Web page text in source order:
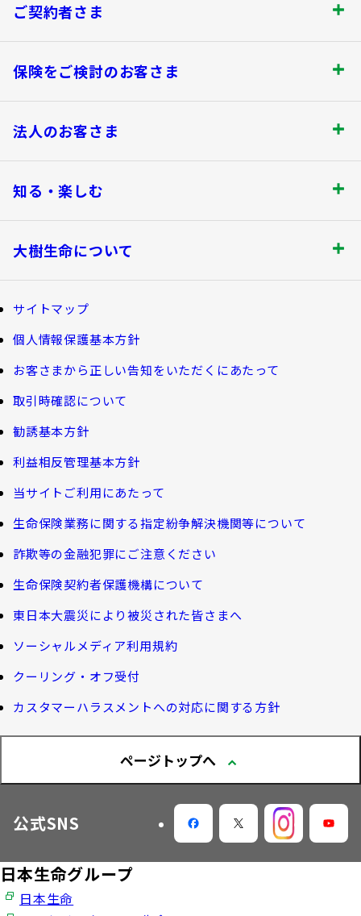
ご契約者さま
ご契約者さま トップ
お手続きのご案内
保険金・給付金のお支払いについて
契約内容の確認・変更
書類の再発行
満期保険金などのご請求
資金の引出し
保険料の払込み・貸付金のご返済
マイナンバーカードによるお手続き
その他のお手続き
ご契約者さま向けサービス
諸利率のお知らせ
お客さま宛通知「大樹生命からのお知ら
せ」について
生命保険料控除制度について
Web版「ご契約のしおり－約款」
保険をご検討のお客さま
保険をご検討のお客さま トップ
商品を選ぶ
探してみよう！あなたにぴったりな保険
生命保険商品一覧
損害保険商品
生命保険について知る
大樹あんしんナビゲーター
法人のお客さま
法人のお客さま トップ
各都道府県中小企業団体中央会の会員の
皆さま
福利厚生制度関連
福利厚生制度等
ガイドブック「団体保険における保険金・給付金
のご請求手続きとお支払いについて」
大樹 企業保険ダイレクトシステム（団体保険の
各種照会・お手続きサービス）
団体年金制度関連
団体年金制度
団体年金運用商品
確定給付企業年金オンラインサービス（CPBS）
企業年金の事務再委託先変更について（契約者さ
ま専用サイト）
企業保険特別勘定運用実績照会サービス
知る・楽しむ
知る・楽しむ トップ
大樹生命ブログ
お金について知る
公的保障試算ツール
相続税シミュレーション
教育費シミュレーター
長生き診断
体内環境チェック
認知症について知る
大樹の認知症サポートサービス
認知症コラム
認知機能チェック
大樹らいふ倶楽部紹介
大樹生命について
大樹生命について トップ
トップメッセージ
会社情報
業績案内
お客さま本位の業務運営
サステナビリティ経営
機関投資家としての役割
大樹生命 CM紹介
サイトマップ
個人情報保護基本方針
お客さまから正しい告知をいただくにあたって
取引時確認について
勧誘基本方針
利益相反管理基本方針
当サイトご利用にあたって
生命保険業務に関する指定紛争解決機関等について
詐欺等の金融犯罪にご注意ください
生命保険契約者保護機構について
東日本大震災により被災された皆さまへ
ソーシャルメディア利用規約
クーリング・オフ受付
カスタマーハラスメントへの対応に関する方針
ページトップへ
公式SNS
日本生命グループ
日本生命